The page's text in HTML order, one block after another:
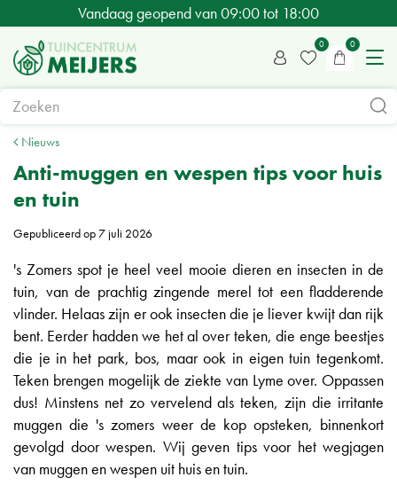
a
Nieuws
Vandaag geopend van09:00tot 18:00
Anti-muggen en wespen tips voor huis
en tuin
Gepubliceerd op 7 juli 2026
's Zomers spot je heel veel mooie dieren en insecten in de
tuin, van de prachtig zingende merel tot een fladderende
vlinder. Helaas zijn er ook insecten die je liever kwijt dan rijk
bent. Eerder hadden we het al over teken, die enge beestjes
die je in het park, bos, maar ook in eigen tuin tegenkomt.
Teken brengen mogelijk de ziekte van Lyme over. Oppassen
dus! Minstens net zo vervelend als teken, zijn die irritante
muggen die 's zomers weer de kop opsteken, binnenkort
gevolgd door wespen. Wij geven tips voor het wegjagen
van muggen en wespen uit huis en tuin.